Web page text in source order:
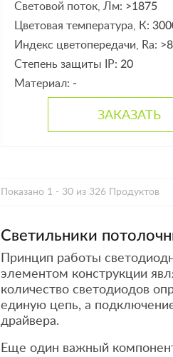
Световой поток, Лм: >1875
Цветовая температура, К:
Индекс цветопередачи, Ra:
Степень защиты IP: 20
Материал: -
ЗАКАЗАТЬ
Показано 1 - 30 из 326 Продуктов
Светильники
Принцип работы
элементом конструкции
количество светодиодов
единую цепь, а
драйвера.
Еще один важный